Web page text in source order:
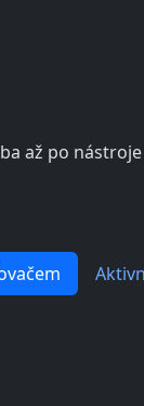
až po